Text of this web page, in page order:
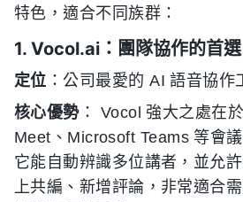
特色，適合不同族群：
1. Vocol.ai：團隊協作的首選
定位 ：公司最愛的 AI 語音協作
核心優勢： Vocol 強大之處在
Meet、Microsoft Teams 等會
它能自動辨識多位講者，並允
上共編、新增評論，非常適合